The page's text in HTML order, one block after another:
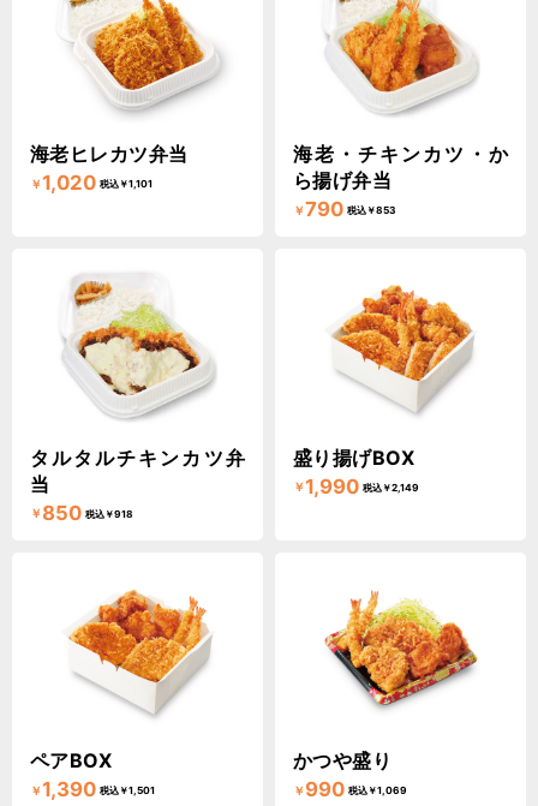
海老ヒレカツ弁当
￥1,020 税込￥1,101
海老・チキンカツ・か
ら揚げ弁当
￥790 税込￥853
タルタルチキンカツ弁
当
￥850 税込￥918
盛り揚げBOX
￥1,990 税込￥2,149
ペアBOX
￥1,390 税込￥1,501
かつや盛り
￥ 990 税込￥1,069